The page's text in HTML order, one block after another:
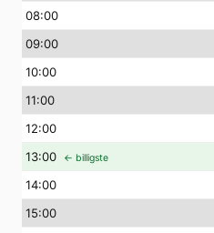
08:00
09:00
10:00
11:00
12:00
13:00 ← billigste
14:00
15:00